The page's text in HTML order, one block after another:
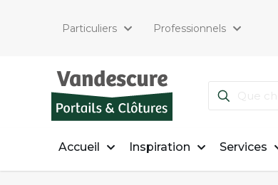
Particuliers Professionnels
Accueil Inspiration Services